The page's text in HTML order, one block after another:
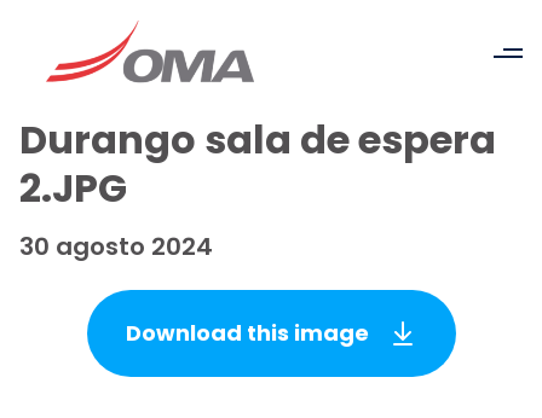
Durango sala de espera
2.JPG
30 agosto 2024
Download this image